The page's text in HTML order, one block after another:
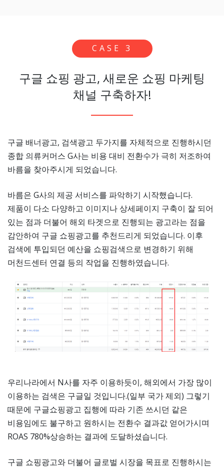
CASE 3
구글 쇼핑 광고, 새로운 쇼핑 마케팅
채널 구축하자!
구글 배너광고, 검색광고 두가지를 자체적으로 진행하시던
종합 의류커머스 G사는 비용 대비 전환수가 극히 저조하여
바름을 찾아주시게 되었습니다.
바름은 G사의 제공 서비스를 파악하기 시작했습니다.
제품이 다소 다양하고 이미지나 상세페이지 구축이 잘 되어
있는 점과 더불어 해외 타겟으로 진행되는 광고라는 점을
감안하여 구글 쇼핑광고를 추천드리게 되었습니다. 이후
검색에 투입되던 예산을 쇼핑검색으로 변경하기 위해
머천드센터 연결 등의 작업을 진행하였습니다.
우리나라에서 N사를 자주 이용하듯이, 해외에서 가장 많이
이용하는 검색은 구글일 것입니다.(일부 국가 제외) 그렇기
때문에 구글쇼핑광고 집행에 따라 기존 쓰시던 같은
비용임에도 불구하고 원하시는 전환수 결과값 얻어가시며
ROAS 780%상승하는 결과에 도달하셨습니다.
구글 쇼핑광고와 더불어 글로벌 시장을 목표로 진행하시는